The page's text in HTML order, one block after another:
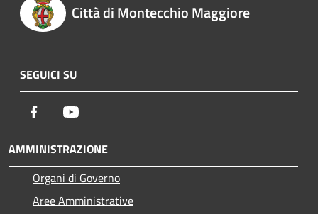
Città di Montecchio Maggiore
SEGUICI SU
Facebook
AMMINISTRAZIONE
Organi di Governo
Aree Amministrative